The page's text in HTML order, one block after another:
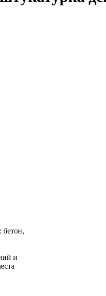
бетон,
и